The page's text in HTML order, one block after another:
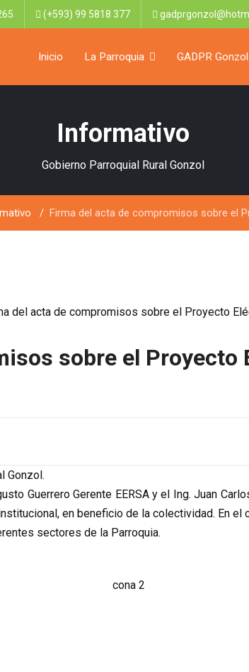
(+593) 99 5818 377
Inicio La Parroquia GADPR Gonzol
Informativo
Gobierno Parroquial Rural Gonzol
Firma del acta de compromisos sobre el
sobre el Proyecto
Gonzol.
Guerrero Gerente EERSA y el Ing. Juan
en beneficio de la colectividad. En
sectores de la Parroquia.